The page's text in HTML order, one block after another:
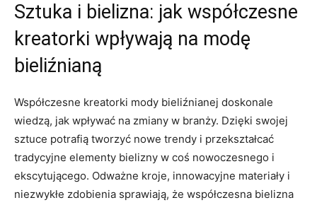
Sztuka i bielizna: jak współczesne
⁣kreatorki ⁢wpływają ⁢na modę​
bieliźnianą
Współczesne kreatorki mody bieliźnianej doskonale
wiedzą, jak wpływać na zmiany w branży. Dzięki​ swojej
sztuce potrafią tworzyć nowe trendy i przekształcać
tradycyjne elementy bielizny w coś nowoczesnego i
ekscytującego. Odważne kroje, innowacyjne materiały i
niezwykłe zdobienia sprawiają, ‍że współczesna bielizna